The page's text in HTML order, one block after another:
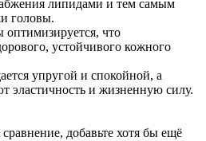
липидами и тем самым
головы.
что
устойчивого кожного
упругой и спокойной, а
эластичность и жизненную силу.
добавьте хотя бы ещё